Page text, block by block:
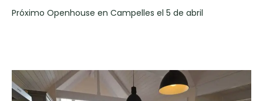
Próximo Openhouse en Campelles el 5 de abril